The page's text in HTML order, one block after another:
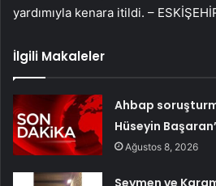
yardımıyla kenara itildi. –
İlgili Makaleler
Ahbap
Hüseyin
Ağustos 8, 2026
Seymen ve